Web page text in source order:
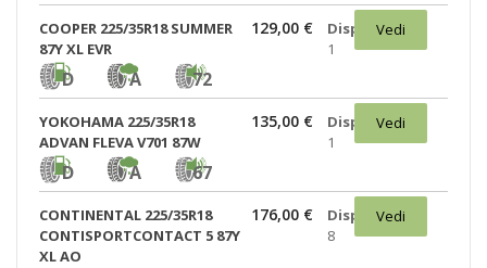
COOPER 225/35R18 SUMMER
87Y XL EVR
D A 72
129,00 €
Disponibili:
1
Vedi
YOKOHAMA 225/35R18
ADVAN FLEVA V701 87W
D A 67
135,00 €
Disponibili:
1
Vedi
CONTINENTAL 225/35R18
CONTISPORTCONTACT 5 87Y
XL AO
176,00 €
Disponibili:
8
Vedi